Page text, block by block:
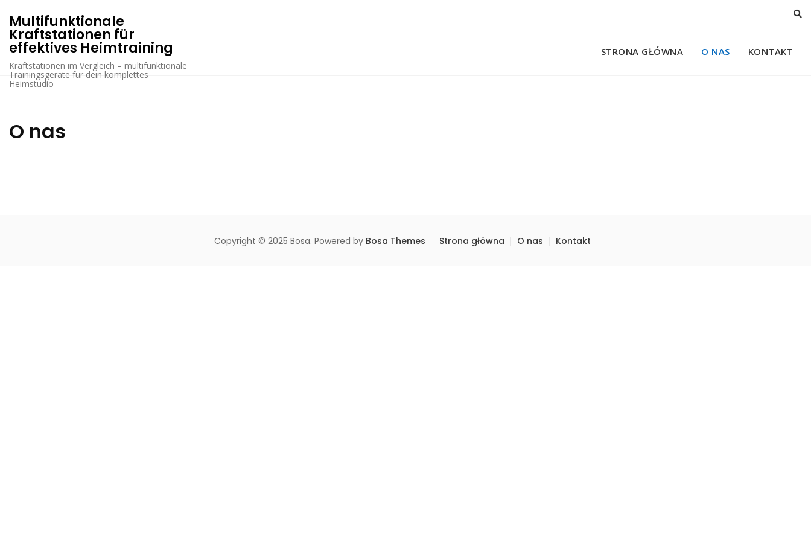
content
Multifunktionale
Kraftstationen für
effektives Heimtraining
Kraftstationen im Vergleich – multifunktionale
Trainingsgeräte für dein komplettes
Heimstudio
STRONA GŁÓWNA O NAS KONTAKT
O nas
Copyright © 2025 Bosa. Powered by Bosa Themes Strona główna O nas Kontakt